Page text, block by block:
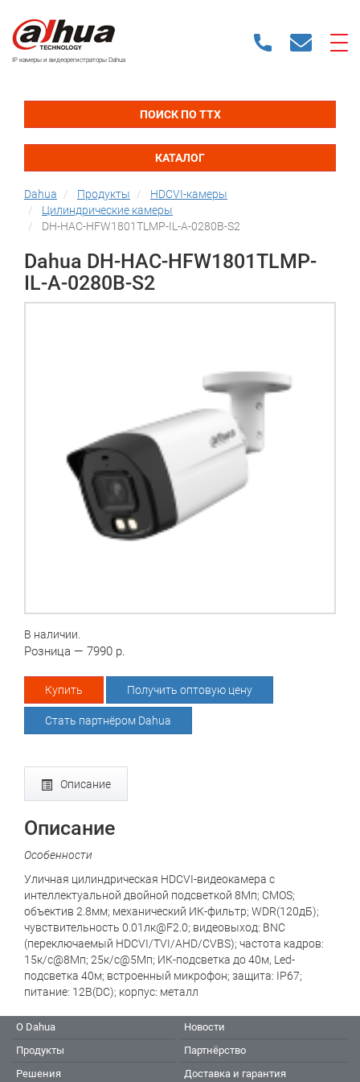
IP камеры и видеорегистраторы Dahua
ПОИСК ПО ТТХ
КАТАЛОГ
Dahua Продукты
HDCVI-камеры
Цилиндрические камеры
DH-HAC-HFW1801TLMP-IL-A-0280B-S2
Dahua DH-HAC-HFW1801TLMP-
IL-A-0280B-S2
В наличии.
Розница — 7990 р.
Купить Получить оптовую цену
Стать партнёром Dahua
Описание
Описание
Особенности
Уличная цилиндрическая HDCVI-видеокамера с
интеллектуальной двойной подсветкой 8Мп; CMOS;
объектив 2.8мм; механический ИК-фильтр; WDR(120дБ);
чувствительность 0.01лк@F2.0; видеовыход: BNC
(переключаемый HDCVI/TVI/AHD/CVBS); частота кадров:
15к/c@8Мп; 25к/c@5Мп; ИК-подсветка до 40м, Led-
подсветка 40м; встроенный микрофон; защита: IP67;
питание: 12В(DC); корпус: металл
О Dahua
Продукты
Решения
Новости
Партнёрство
Доставка и гарантия